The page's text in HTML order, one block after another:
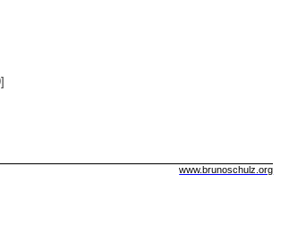
www.brunoschulz.org